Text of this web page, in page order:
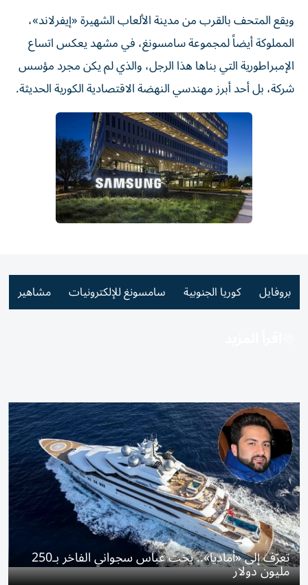
ويقع المتحف بالقرب من مدينة الألعاب الشهيرة «إيفرلاند»،
المملوكة أيضاً لمجموعة سامسونغ، في مشهد يعكس اتساع
الإمبراطورية التي بناها هذا الرجل، والذي لم يكن مجرد مؤسس
شركة، بل أحد أبرز مهندسي النهضة الاقتصادية الكورية الحديثة.
بروفايل كوريا الجنوبية سامسونغ للإلكترونيات مشاهير
تعرّف إلى «أماديا».. يخت عباس سجواني الفاخر بـ250
مليون دولار